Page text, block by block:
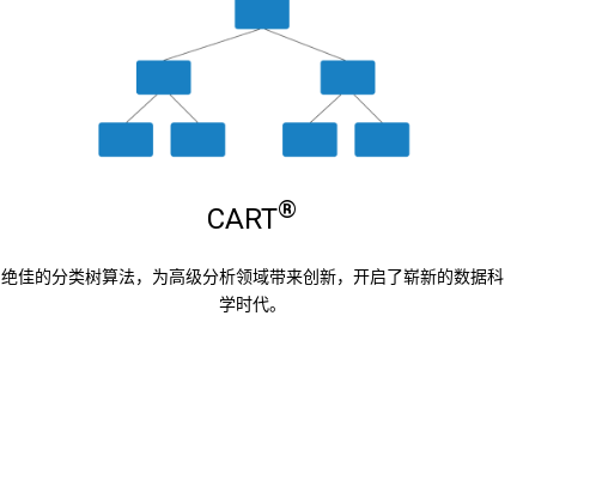
CART®
绝佳的分类树算法，为高级分析领域带来创新，开启了崭新的数据科
学时代。